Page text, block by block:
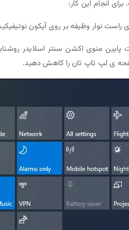
انجام این کار:
راست نوار وظیفه بر روی آیکون
منوی اکشن سنتر اسلایدر
ی لپ تاپ تان را کاهش دهید.